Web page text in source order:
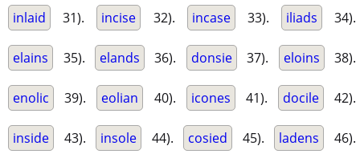
inlaid 31). incise 32). incase 33). iliads 34).
elains 35). elands 36). donsie 37). eloins 38).
enolic 39). eolian 40). icones 41). docile 42).
inside 43). insole 44). cosied 45). ladens 46).